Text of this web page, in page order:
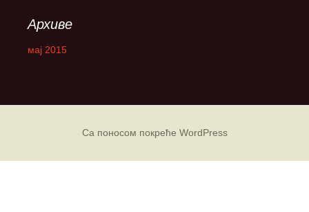
Архиве
мај 2015
Са поносом покреће WordPress